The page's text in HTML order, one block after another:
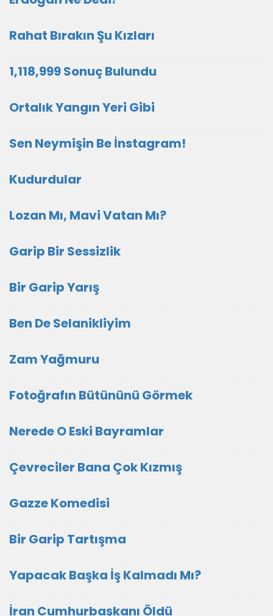
Rahat Bırakın Şu Kızları
1,118,999 Sonuç Bulundu
Ortalık Yangın Yeri Gibi
Sen Neymişin Be İnstagram!
Kudurdular
Lozan Mı, Mavi Vatan Mı?
Garip Bir Sessizlik
Bir Garip Yarış
Ben De Selanikliyim
Zam Yağmuru
Fotoğrafın Bütününü Görmek
Nerede O Eski Bayramlar
Çevreciler Bana Çok Kızmış
Gazze Komedisi
Bir Garip Tartışma
Yapacak Başka İş Kalmadı Mı?
İran Cumhurbaşkanı Öldü